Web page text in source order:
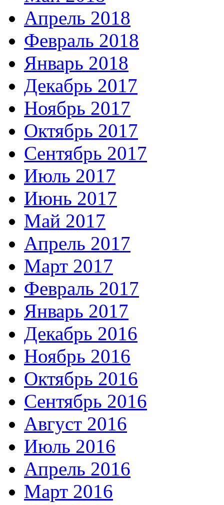
Апрель 2018
Февраль 2018
Январь 2018
Декабрь 2017
Ноябрь 2017
Октябрь 2017
Сентябрь 2017
Июль 2017
Июнь 2017
Май 2017
Апрель 2017
Март 2017
Февраль 2017
Январь 2017
Декабрь 2016
Ноябрь 2016
Октябрь 2016
Сентябрь 2016
Август 2016
Июль 2016
Апрель 2016
Март 2016